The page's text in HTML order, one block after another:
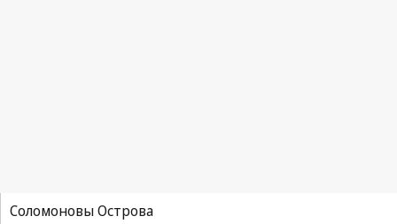
Соломоновы Острова